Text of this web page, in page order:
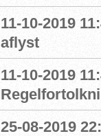
11-10-2019
aflyst
11-10-2019
25-08-2019